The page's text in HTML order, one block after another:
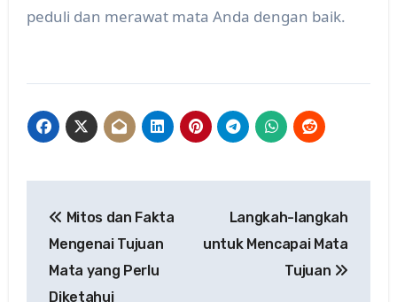
peduli dan merawat mata Anda dengan baik.
navigation
Mitos dan Fakta
Mengenai Tujuan
Mata yang Perlu
Diketahui
Langkah-langkah
untuk Mencapai Mata
Tujuan